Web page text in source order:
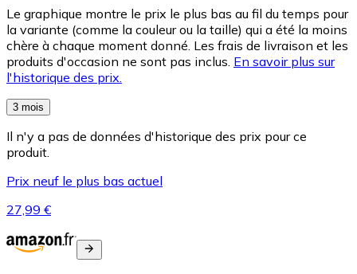
Le graphique montre le prix le plus bas au fil du temps pour
la variante (comme la couleur ou la taille) qui a été la moins
chère à chaque moment donné. Les frais de livraison et les
produits d'occasion ne sont pas inclus. En savoir plus sur
l'historique des prix.
3 mois
Il n'y a pas de données d'historique des prix pour ce
produit.
Prix neuf le plus bas actuel
27,99 €